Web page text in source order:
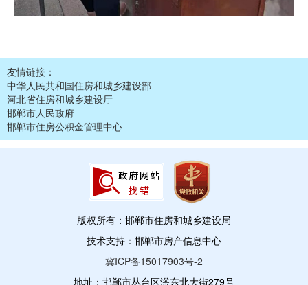
友情链接：
中华人民共和国住房和城乡建设部
河北省住房和城乡建设厅
邯郸市人民政府
邯郸市住房公积金管理中心
版权所有：邯郸市住房和城乡建设局
技术支持：邯郸市房产信息中心
冀ICP备15017903号-2
地址：邯郸市丛台区滏东北大街279号